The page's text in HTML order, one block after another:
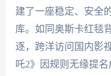
建了一座稳定、安全
库。如同奥斯卡红毯
逐，跨洋访问国内影
吒2》因规则无缘提